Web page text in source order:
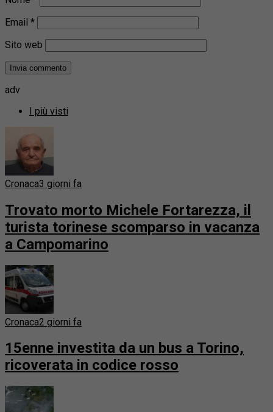
Email *
Sito web
adv
I più visti
Cronaca3 giorni fa
Trovato morto Michele Fortarezza, il
turista torinese scomparso in vacanza
a Campomarino
Cronaca2 giorni fa
15enne investita da un bus a Torino,
ricoverata in codice rosso